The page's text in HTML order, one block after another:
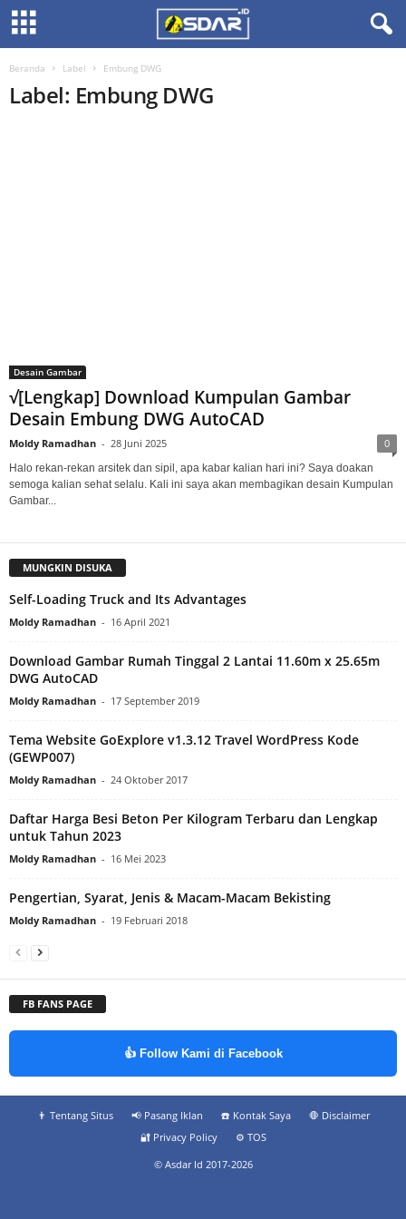
Beranda Label Embung DWG
Label: Embung DWG
Desain Gambar
√[Lengkap] Download Kumpulan Gambar
Desain Embung DWG AutoCAD
Moldy Ramadhan - 28 Juni 2025 0
Halo rekan-rekan arsitek dan sipil, apa kabar kalian hari ini? Saya doakan
semoga kalian sehat selalu. Kali ini saya akan membagikan desain Kumpulan
Gambar...
MUNGKIN DISUKA
Self-Loading Truck and Its Advantages
Moldy Ramadhan - 16 April 2021
Download Gambar Rumah Tinggal 2 Lantai 11.60m x 25.65m
DWG AutoCAD
Moldy Ramadhan - 17 September 2019
Tema Website GoExplore v1.3.12 Travel WordPress Kode
(GEWP007)
Moldy Ramadhan - 24 Oktober 2017
Daftar Harga Besi Beton Per Kilogram Terbaru dan Lengkap
untuk Tahun 2023
Moldy Ramadhan - 16 Mei 2023
Pengertian, Syarat, Jenis & Macam-Macam Bekisting
Moldy Ramadhan - 19 Februari 2018
FB FANS PAGE
👍 Follow Kami di Facebook
👨‍ Tentang Situs 📢 Pasang Iklan ☎️ Kontak Saya
🛑 Disclaimer
🔐 Privacy Policy
⚙️ TOS
© Asdar Id 2017-2026